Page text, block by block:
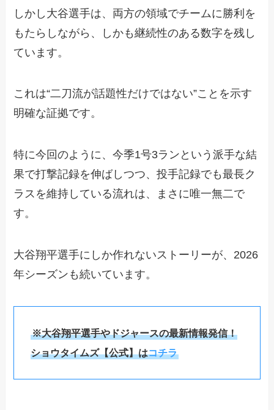
しかし大谷選手は、両方の領域でチームに勝利を
もたらしながら、しかも継続性のある数字を残し
ています。
これは“二刀流が話題性だけではない”ことを示す
明確な証拠です。
特に今回のように、今季1号3ランという派手な結
果で打撃記録を伸ばしつつ、投手記録でも最長ク
ラスを維持している流れは、まさに唯一無二で
す。
大谷翔平選手にしか作れないストーリーが、2026
年シーズンも続いています。
※大谷翔平選手やドジャースの最新情報発信！
ショウタイムズ【公式】はコチラ